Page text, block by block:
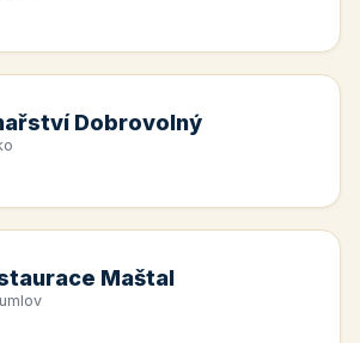
Dobrovolný
Maštal